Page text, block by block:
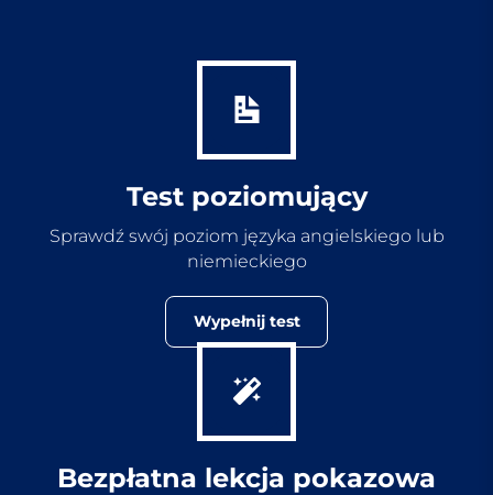
Test poziomujący
Sprawdź swój poziom języka angielskiego lub
niemieckiego
Wypełnij test
Bezpłatna lekcja pokazowa